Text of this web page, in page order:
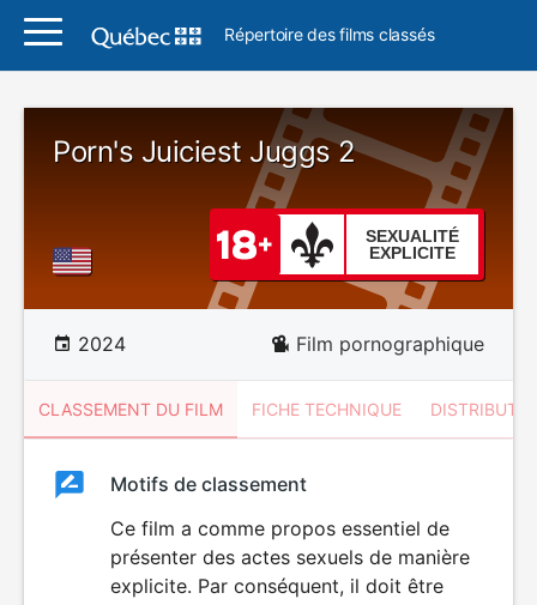
Répertoire des films classés
Porn's Juiciest Juggs 2
SEXUALITÉ
EXPLICITE
2024 Film pornographique
CLASSEMENT DU FILM FICHE TECHNIQUE
ClassementClassement
SEXUALITÉ
EXPLICITE
Motifs de classement
Ce film a comme propos essentiel de
présenter des actes sexuels de manière
explicite. Par conséquent, il doit être